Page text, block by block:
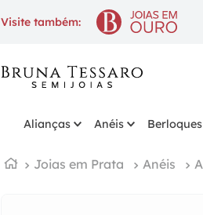
Visite também:
10% OFF na 1ª compra
Alianças Anéis Berloques
Joias em Prata Anéis